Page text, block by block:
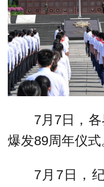
7月7日，
爆发89周年仪式
7月7日，